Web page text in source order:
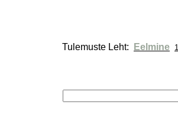
Tulemuste Leht: Eelmine 1